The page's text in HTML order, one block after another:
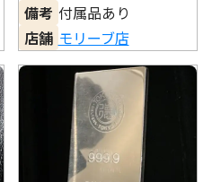
備考 付属品あり
店舗 モリーブ店